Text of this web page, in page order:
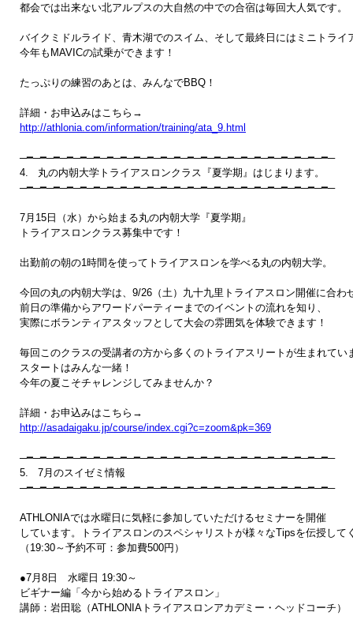
都会では出来ない北アルプスの大自然の中での合宿は毎回大人気です。
バイクミドルライド、青木湖でのスイム、そして最終日にはミニトライ
今年もMAVICの試乗ができます！
たっぷりの練習のあとは、みんなでBBQ！
http://athlonia.com/information/training/ata_9.html
─━─━─━─━─━─━─━─━─━─━─━─━─━─━─━─━─━─━─━─━─━─━─━─
4.   丸の内朝大学トライアスロンクラス『夏学期』はじまります。
─━─━─━─━─━─━─━─━─━─━─━─━─━─━─━─━─━─━─━─━─━─━─━─
7月15日（水）から始まる丸の内朝大学『夏学期』
トライアスロンクラス募集中です！
出勤前の朝の1時間を使ってトライアスロンを学べる丸の内朝大学。
今回の丸の内朝大学は、9/26（土）九十九里トライアスロン開催に合わ
前日の準備からアワードパーティーまでのイベントの流れを知り、
実際にボランティアスタッフとして大会の雰囲気を体験できます！
毎回このクラスの受講者の方から多くのトライアスリートが生まれてい
スタートはみんな一緒！
今年の夏こそチャレンジしてみませんか？
http://asadaigaku.jp/course/index.cgi?c=zoom&pk=369
─━─━─━─━─━─━─━─━─━─━─━─━─━─━─━─━─━─━─━─━─━─━─━─
5.   7月のスイゼミ情報
─━─━─━─━─━─━─━─━─━─━─━─━─━─━─━─━─━─━─━─━─━─━─━─
ATHLONIAでは水曜日に気軽に参加していただけるセミナーを開催
しています。トライアスロンのスペシャリストが様々なTipsを伝授して
（19:30～予約不可：参加費500円）
●7月8日　水曜日 19:30～
ビギナー編「今から始めるトライアスロン」
講師：岩田聡（ATHLONIAトライアスロンアカデミー・ヘッドコーチ）